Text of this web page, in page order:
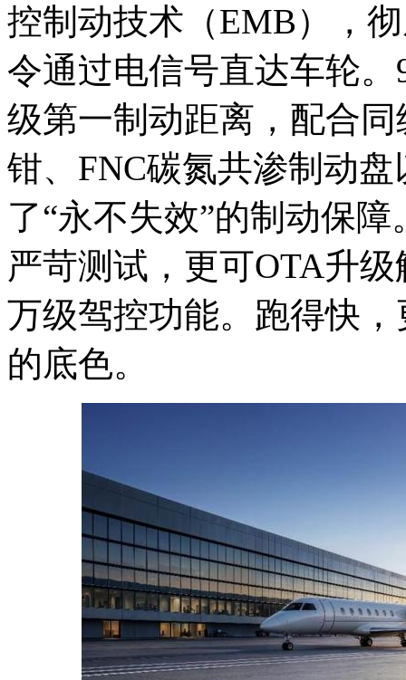
控制动技术（EMB），
令通过电信号直达车轮
级第一制动距离，配合
钳、FNC碳氮共渗制动
了“永不失效”的制动保
严苛测试，更可OTA升
万级驾控功能。跑得快
的底色。